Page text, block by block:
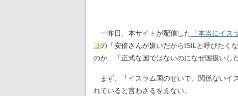
一昨日、本サイトが配信した 「本当にイス
ヨの「安倍さんが嫌いだからISILと呼びたく
のか」「正式な国ではないのになぜ国扱いし
まず、「イスラム国のせいで、関係ないイ
れていると言わざるをえない。